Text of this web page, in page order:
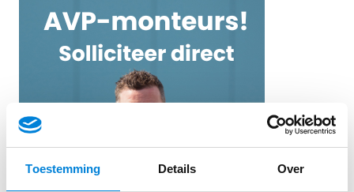
Toestemming Details Over